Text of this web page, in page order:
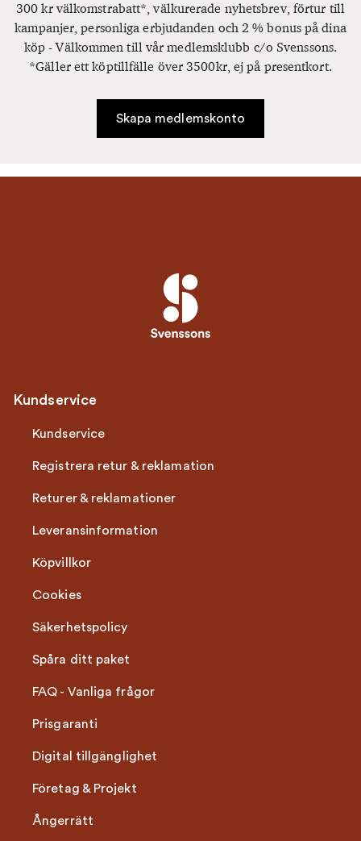
300 kr välkomstrabatt*, välkurerade nyhetsbrev, förtur till
kampanjer, personliga erbjudanden och 2 % bonus på dina
köp - Välkommen till vår medlemsklubb c/o Svenssons.
*Gäller ett köptillfälle över 3500kr, ej på presentkort.
Skapa medlemskonto
Kundservice
Kundservice
Registrera retur & reklamation
Returer & reklamationer
Leveransinformation
Köpvillkor
Cookies
Säkerhetspolicy
Spåra ditt paket
FAQ - Vanliga frågor
Prisgaranti
Digital tillgänglighet
Företag & Projekt
Ångerrätt